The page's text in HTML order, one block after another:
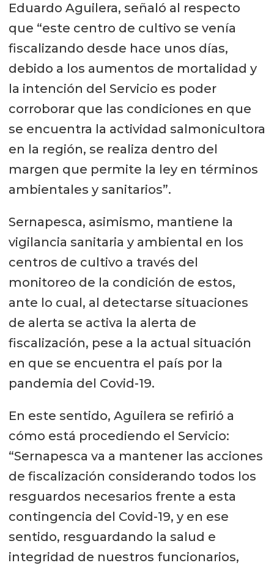
Eduardo Aguilera, señaló al respecto
que “este centro de cultivo se venía
fiscalizando desde hace unos días,
debido a los aumentos de mortalidad y
la intención del Servicio es poder
corroborar que las condiciones en que
se encuentra la actividad salmonicultora
en la región, se realiza dentro del
margen que permite la ley en términos
ambientales y sanitarios”.
Sernapesca, asimismo, mantiene la
vigilancia sanitaria y ambiental en los
centros de cultivo a través del
monitoreo de la condición de estos,
ante lo cual, al detectarse situaciones
de alerta se activa la alerta de
fiscalización, pese a la actual situación
en que se encuentra el país por la
pandemia del Covid-19.
En este sentido, Aguilera se refirió a
cómo está procediendo el Servicio:
“Sernapesca va a mantener las acciones
de fiscalización considerando todos los
resguardos necesarios frente a esta
contingencia del Covid-19, y en ese
sentido, resguardando la salud e
integridad de nuestros funcionarios,